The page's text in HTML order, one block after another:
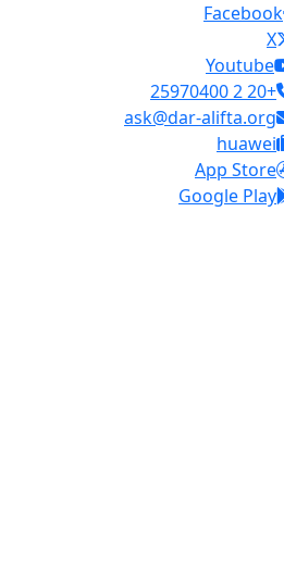
Facebook
X
Youtube
+20 2 25970400
ask@dar-alifta.org
huawei
App Store
Google Play